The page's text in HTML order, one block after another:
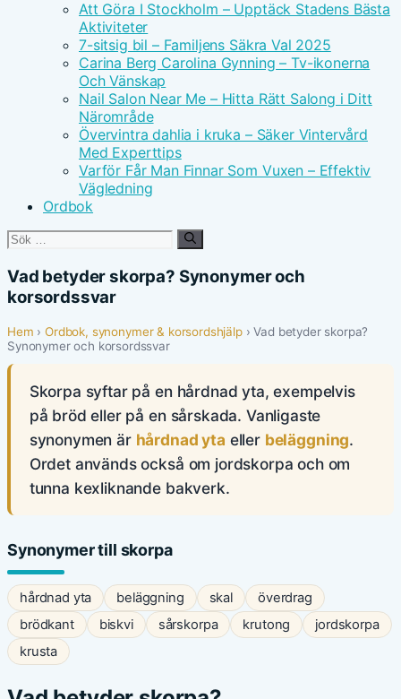
Att Göra I Stockholm – Upptäck Stadens Bästa
Aktiviteter
7-sitsig bil – Familjens Säkra Val 2025
Carina Berg Carolina Gynning – Tv-ikonerna
Och Vänskap
Nail Salon Near Me – Hitta Rätt Salong i Ditt
Närområde
Övervintra dahlia i kruka – Säker Vintervård
Med Experttips
Varför Får Man Finnar Som Vuxen – Effektiv
Vägledning
Ordbok
Sök
Vad betyder skorpa? Synonymer och
korsordssvar
Hem ›Ordbok, synonymer & korsordshjälp› Vad betyder skorpa?
Synonymer och korsordssvar
Skorpa syftar på en hårdnad yta, exempelvis
på bröd eller på en sårskada. Vanligaste
synonymen är hårdnad yta eller beläggning.
Ordet används också om jordskorpa och om
tunna kexliknande bakverk.
Synonymer till skorpa
hårdnad yta beläggning skal
överdrag
brödkant
biskvi sårskorpa krutong
jordskorpa
krusta